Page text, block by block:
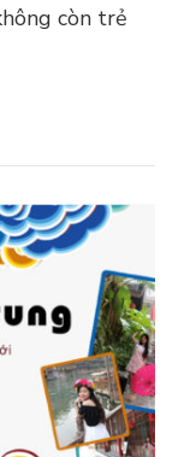
còn trẻ